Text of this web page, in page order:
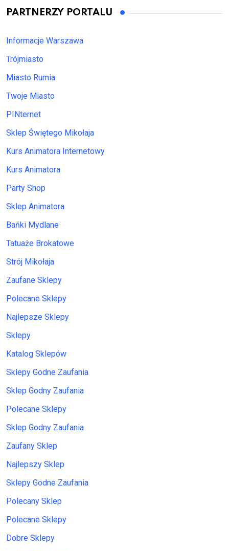
PARTNERZY PORTALU
Informacje Warszawa
Trójmiasto
Miasto Rumia
Twoje Miasto
PINternet
Sklep Świętego Mikołaja
Kurs Animatora Internetowy
Kurs Animatora
Party Shop
Sklep Animatora
Bańki Mydlane
Tatuaże Brokatowe
Strój Mikołaja
Zaufane Sklepy
Polecane Sklepy
Najlepsze Sklepy
Sklepy
Katalog Sklepów
Sklepy Godne Zaufania
Sklep Godny Zaufania
Polecane Sklepy
Sklep Godny Zaufania
Zaufany Sklep
Najlepszy Sklep
Sklepy Godne Zaufania
Polecany Sklep
Polecane Sklepy
Dobre Sklepy